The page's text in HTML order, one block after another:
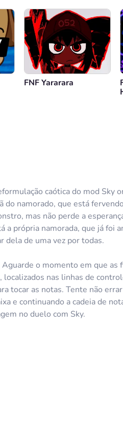
Inicie o jogo/ Pare o jogo/
FNF Yararara
caótica do mod Sky
namorado, que está
mas não perde a
a própria namorada, que já foi
dela de uma vez por todas.
o momento em que as
nas linhas de
tocar as notas. Tente não
e continuando a cadeia de
no duelo com Sky.